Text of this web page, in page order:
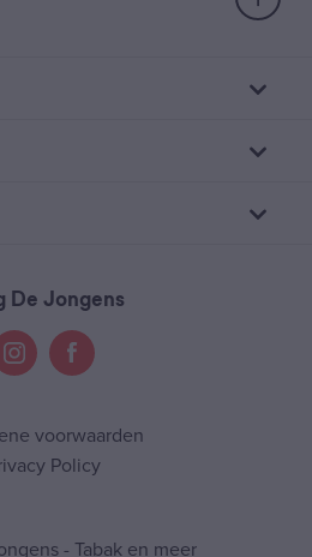
De Jongens
voorwaarden
Policy
- Tabak en meer